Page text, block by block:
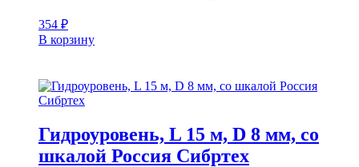
354 ₽
В корзину
Гидроуровень, L 15 м, D 8 мм, со
шкалой Россия Сибртех